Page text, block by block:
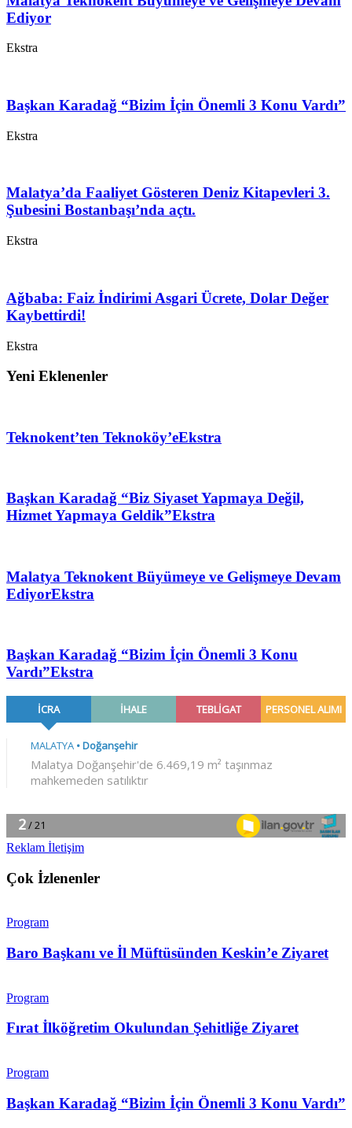
Ediyor
Ekstra
Başkan Karadağ “Bizim İçin Önemli 3 Konu Vardı”
Ekstra
Malatya’da Faaliyet Gösteren Deniz Kitapevleri 3.
Şubesini Bostanbaşı’nda açtı.
Ekstra
Ağbaba: Faiz İndirimi Asgari Ücrete, Dolar Değer
Kaybettirdi!
Ekstra
Yeni Eklenenler
Teknokent’ten Teknoköy’eEkstra
Başkan Karadağ “Biz Siyaset Yapmaya Değil,
Hizmet Yapmaya Geldik”Ekstra
Malatya Teknokent Büyümeye ve Gelişmeye Devam
EdiyorEkstra
Başkan Karadağ “Bizim İçin Önemli 3 Konu
Vardı”Ekstra
Reklam İletişim
Çok İzlenenler
Program
Baro Başkanı ve İl Müftüsünden Keskin’e Ziyaret
Program
Fırat İlköğretim Okulundan Şehitliğe Ziyaret
Program
Başkan Karadağ “Bizim İçin Önemli 3 Konu Vardı”